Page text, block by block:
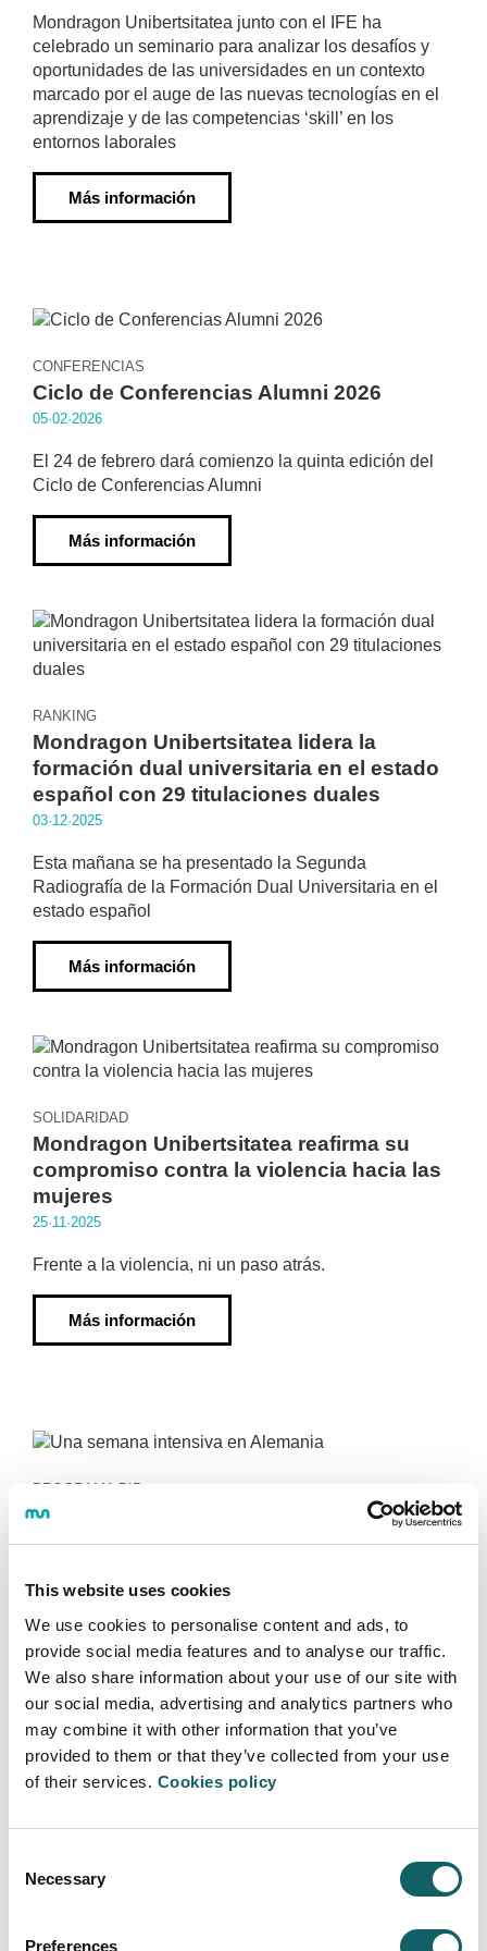
This website uses cookies
We use cookies to personalise content and ads, to
provide social media features and to analyse our traffic.
We also share information about your use of our site with
our social media, advertising and analytics partners who
may combine it with other information that you’ve
provided to them or that they’ve collected from your use
of their services. Cookies policy
Selection
Necessary
Preferences
Mondragon Unibertsitatea junto con el IFE ha
celebrado un seminario para analizar los desafíos y
oportunidades de las universidades en un contexto
marcado por el auge de las nuevas tecnologías en el
aprendizaje y de las competencias ‘skill’ en los
entornos laborales
Más información
CONFERENCIAS
Ciclo de Conferencias Alumni 2026
05·02·2026
El 24 de febrero dará comienzo la quinta edición del
Ciclo de Conferencias Alumni
Más información
RANKING
Mondragon Unibertsitatea lidera la
formación dual universitaria en el estado
español con 29 titulaciones duales
03·12·2025
Esta mañana se ha presentado la Segunda
Radiografía de la Formación Dual Universitaria en el
estado español
Más información
SOLIDARIDAD
Mondragon Unibertsitatea reafirma su
compromiso contra la violencia hacia las
mujeres
25·11·2025
Frente a la violencia, ni un paso atrás.
Más información
PROGRAMA BIP
Una semana intensiva en Alemania
17·10·2025
El nuevo programa BIP (Blended Intensive
visitar varias empresas alemanas y colaborar con
estudiantes internacionales
Más información
Comunicado de Mondragon
humanitaria en la Franja de Gaza